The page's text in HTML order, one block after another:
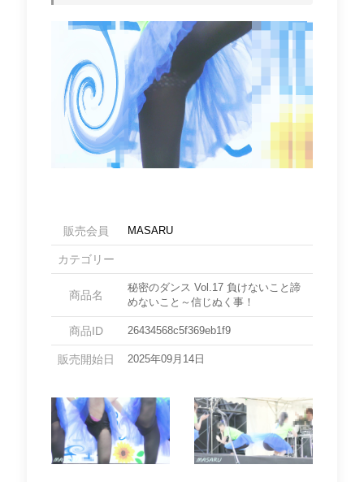
販売会員 MASARU
カテゴリー
商品名
秘密のダンス Vol.17 負けないこと諦
めないこと～信じぬく事！
商品ID 26434568c5f369eb1f9
販売開始日 2025年09月14日